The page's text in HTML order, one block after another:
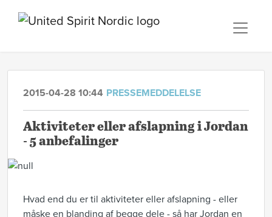
2015-04-28 10:44 PRESSEMEDDELELSE
Aktiviteter eller afslapning i Jordan
- 5 anbefalinger
Hvad end du er til aktiviteter eller afslapning - eller
måske en blanding af begge dele - så har Jordan en